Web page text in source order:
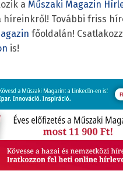
a Műszaki Magazin
híreinkről! További friss
főoldalán!
is!